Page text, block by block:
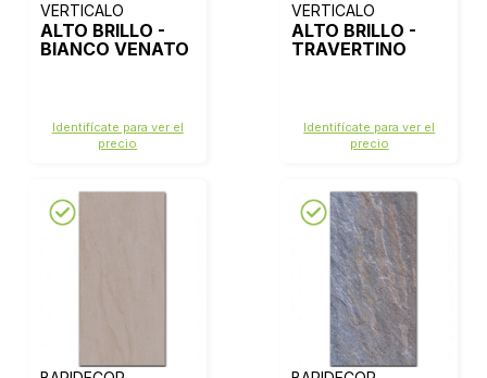
VERTICALO
ALTO BRILLO -
BIANCO VENATO
Identifícate para ver el
precio
VERTICALO
ALTO BRILLO -
TRAVERTINO
Identifícate para ver el
precio